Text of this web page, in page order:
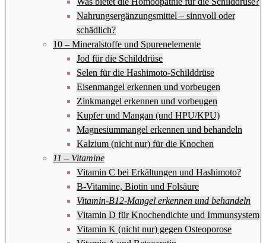
Nahrungsergänzungsmittel – sinnvoll oder
schädlich?
10 – Mineralstoffe und Spurenelemente
Jod für die Schilddrüse
Selen für die Hashimoto-Schilddrüse
Eisenmangel erkennen und vorbeugen
Zinkmangel erkennen und vorbeugen
Kupfer und Mangan (und HPU/KPU)
Magnesiummangel erkennen und behandeln
Kalzium (nicht nur) für die Knochen
11 – Vitamine
Vitamin C bei Erkältungen und Hashimoto?
B-Vitamine, Biotin und Folsäure
Vitamin-B12-Mangel erkennen und behandeln
Vitamin D für Knochendichte und Immunsystem
Vitamin K (nicht nur) gegen Osteoporose